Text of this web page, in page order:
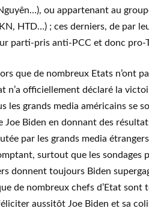
ou appartenant au
HTD…) ; ces derniers, de par
parti-pris anti-PCC et donc pro-
que de nombreux Etats n’ont
n’a officiellement déclaré la
les grands media américains se
Joe Biden en donnant des
par les grands media
surtout que les sondages
donnent toujours Biden
de nombreux chefs d’Etat sont
aussitôt Joe Biden et sa